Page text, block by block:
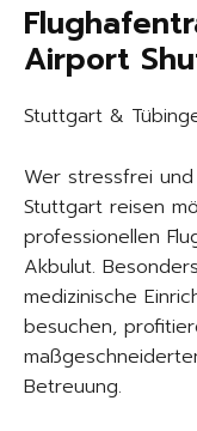
Airport
Stuttgart &
Wer stressfrei
Stuttgart reisen
professionellen
Akbulut.
medizinische
besuchen,
Betreuung.